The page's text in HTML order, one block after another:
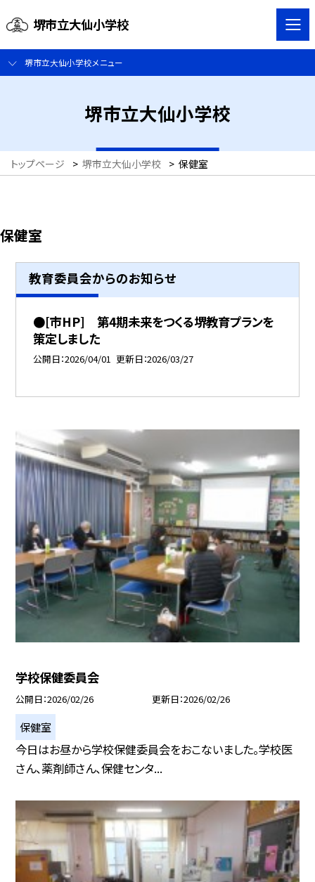
堺市立大仙小学校
堺市立大仙小学校メニュー
堺市立大仙小学校
トップページ > 堺市立大仙小学校 > 保健室
保健室
教育委員会からのお知らせ
●[市HP] 第4期未来をつくる堺教育プランを
策定しました
公開日 2026/04/01 更新日 2026/03/27
学校保健委員会
公開日 2026/02/26 更新日 2026/02/26
保健室
今日はお昼から学校保健委員会をおこないました。学校医
さん、薬剤師さん、保健センタ...